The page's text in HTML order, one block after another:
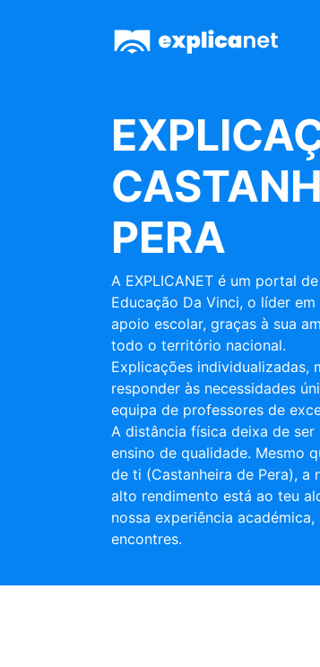
PERA
A EXPLICANET é um portal
Educação Da Vinci, o líder
apoio escolar, graças à sua
todo o território nacional.
Explicações individualizadas,
responder às necessidades
equipa de professores de
A distância física deixa de
ensino de qualidade. Mesmo
de ti (Castanheira de Pera),
alto rendimento está ao teu
nossa experiência
encontres.